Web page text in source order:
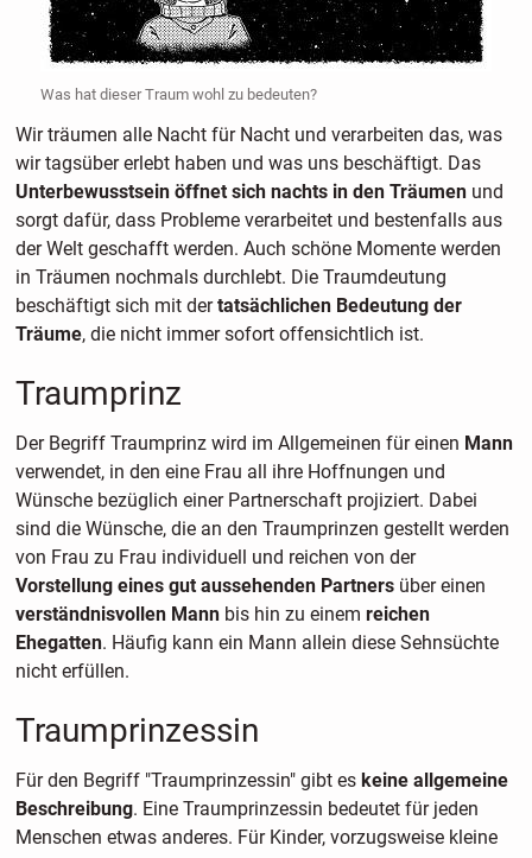
Was hat dieser Traum wohl zu bedeuten?
Wir träumen alle Nacht für Nacht und verarbeiten das, was
wir tagsüber erlebt haben und was uns beschäftigt. Das
Unterbewusstsein öffnet sich nachts in den Träumenund
sorgt dafür, dass Probleme verarbeitet und bestenfalls aus
der Welt geschafft werden. Auch schöne Momente werden
in Träumen nochmals durchlebt. Die Traumdeutung
beschäftigt sich mit dertatsächlichen Bedeutung der
Träume, die nicht immer sofort offensichtlich ist.
Traumprinz
Der Begriff Traumprinz wird im Allgemeinen für einen Mann
verwendet, in den eine Frau all ihre Hoffnungen und
Wünsche bezüglich einer Partnerschaft projiziert. Dabei
sind die Wünsche, die an den Traumprinzen gestellt werden
von Frau zu Frau individuell und reichen von der
Vorstellung eines gut aussehenden Partnersüber einen
verständnisvollen Mannbis hin zu einem reichen
Ehegatten. Häufig kann ein Mann allein diese Sehnsüchte
nicht erfüllen.
Traumprinzessin
Für den Begriff "Traumprinzessin" gibt es keine allgemeine
Beschreibung. Eine Traumprinzessin bedeutet für jeden
Menschen etwas anderes. Für Kinder, vorzugsweise kleine